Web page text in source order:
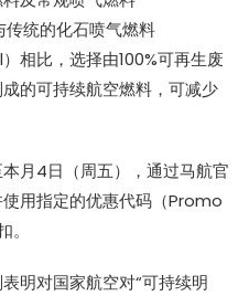
统的化石喷气燃料
相比，选择由100%可再生废
的可持续航空燃料，可减少
月4日（周五），通过马航官
用指定的优惠代码（Promo
明对国家航空对“可持续明